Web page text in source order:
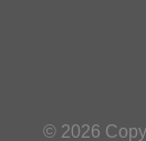
© 2026